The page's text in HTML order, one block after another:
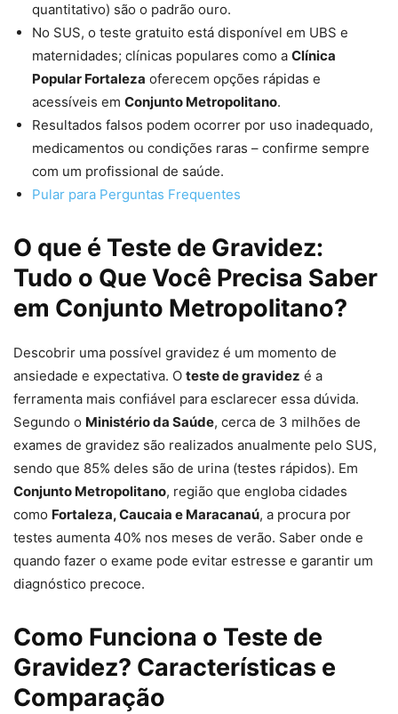
quantitativo) são o padrão ouro.
No SUS, o teste gratuito está disponível em UBS e
maternidades; clínicas populares como a Clínica
Popular Fortaleza oferecem opções rápidas e
acessíveis em Conjunto Metropolitano.
Resultados falsos podem ocorrer por uso inadequado,
medicamentos ou condições raras – confirme sempre
com um profissional de saúde.
Pular para Perguntas Frequentes
O que é Teste de Gravidez:
Tudo o Que Você Precisa Saber
em Conjunto Metropolitano?
Descobrir uma possível gravidez é um momento de
ansiedade e expectativa. O teste de gravidez é a
ferramenta mais confiável para esclarecer essa dúvida.
Segundo o Ministério da Saúde, cerca de 3 milhões de
exames de gravidez são realizados anualmente pelo SUS,
sendo que 85% deles são de urina (testes rápidos). Em
Conjunto Metropolitano, região que engloba cidades
como Fortaleza, Caucaia e Maracanaú, a procura por
testes aumenta 40% nos meses de verão. Saber onde e
quando fazer o exame pode evitar estresse e garantir um
diagnóstico precoce.
Como Funciona o Teste de
Gravidez? Características e
Comparação